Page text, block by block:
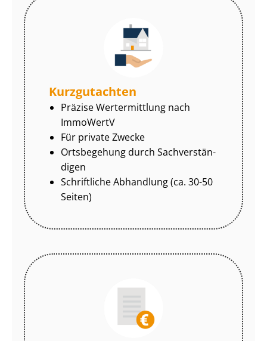
Kurzgutachten
Präzise Wertermittlung nach
ImmoWertV
Für private Zwecke
Ortsbegehung durch Sach­ver­stän­
di­gen
Schriftliche Abhandlung (ca. 30-50
Seiten)